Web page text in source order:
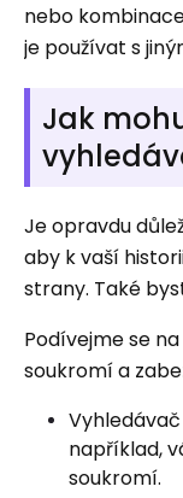
nebo
je používat s
Jak
Je opravdu
aby k vaší
strany. Také
Podívejme se
soukromí a
například,
soukromí.